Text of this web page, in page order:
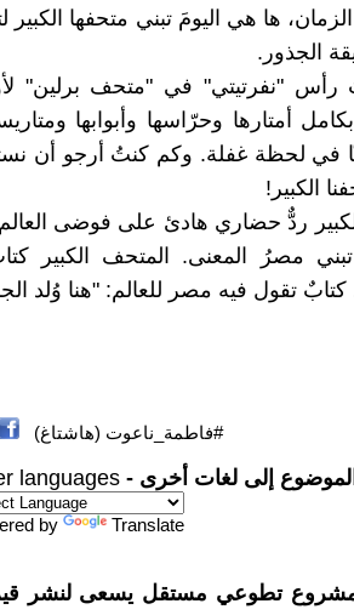
ها هي اليومَ تبني متحفها
الجذور.
"نفرتيتي" في "متحف برلين"
أمتارها وحرّاسها وأبوابها
منّا في لحظة غفلة. وكم كنتُ أرجو أن
الكبير!
ردٌّ حضاري هادئ على فوضى
تبني مصرُ المعنى. المتحف الكبير
كتابٌ تقول فيه مصر للعالم: "هنا وُلد
#فاطمة_ناعوت (هاشتاغ)
إلى لغات أخرى - languages
by Translate
مشروع تطوعي مستقل يسعى لنشر قيم